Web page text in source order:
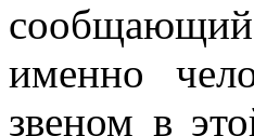
именно
звеном в